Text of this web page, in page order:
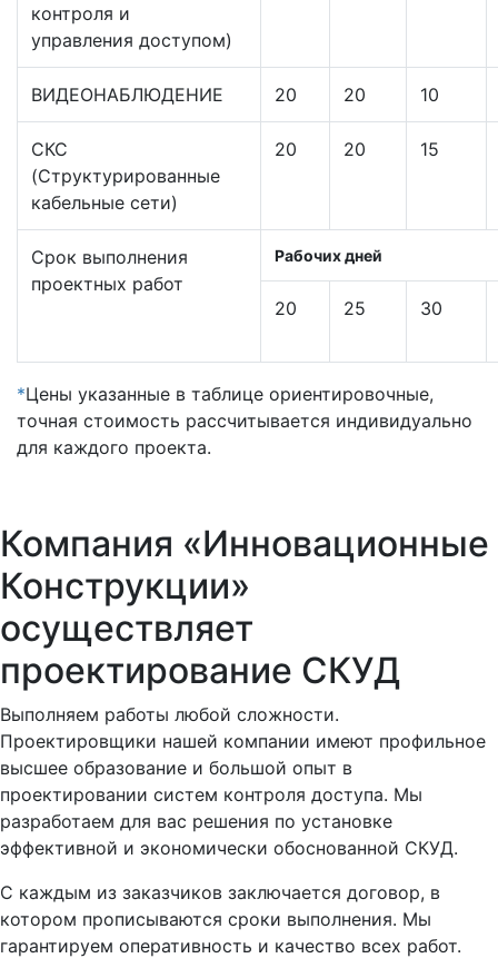
контроля и
управления доступом)
ВИДЕОНАБЛЮДЕНИЕ 20 20 10
СКС
(Структурированные
кабельные сети)
20 20 15
Срок выполнения
проектных работ
Рабочих дней
20 25 30
*Цены указанные в таблице ориентировочные,
точная стоимость рассчитывается индивидуально
для каждого проекта.
Компания «Инновационные
Конструкции»
осуществляет
проектирование СКУД
Выполняем работы любой сложности.
Проектировщики нашей компании имеют профильное
высшее образование и большой опыт в
проектировании систем контроля доступа. Мы
разработаем для вас решения по установке
эффективной и экономически обоснованной СКУД.
С каждым из заказчиков заключается договор, в
котором прописываются сроки выполнения. Мы
гарантируем оперативность и качество всех работ.